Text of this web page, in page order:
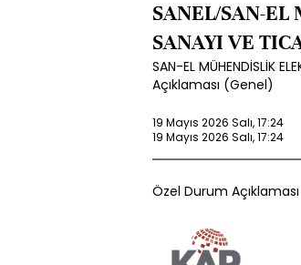
SANEL/SAN-
SANAYI VE
SAN-EL MÜHENDİSLİK
Açıklaması (Genel)
19 Mayıs 2026 Salı, 17:24
19 Mayıs 2026 Salı, 17:24
Özel Durum